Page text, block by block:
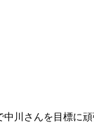
川さんを目標に